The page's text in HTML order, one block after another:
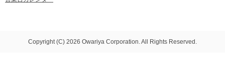
Copyright (C) 2026 Owariya Corporation. All Rights Reserved.